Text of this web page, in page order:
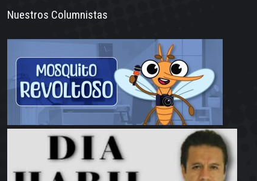
Nuestros Columnistas